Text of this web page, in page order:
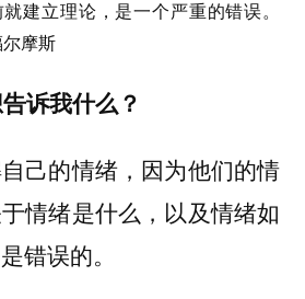
建立理论，是一个严重的错误。
摩斯
诉我什么？
己的情绪，因为他们的情
情绪是什么，以及情绪如
错误的。